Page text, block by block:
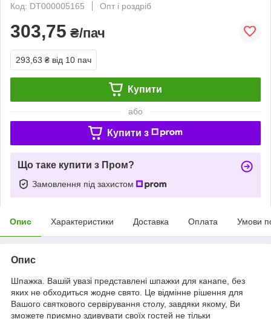
Код: DT000005165
Опт і роздріб
303,75 ₴/пач
293,63 ₴ від 10 пач
Купити
або
Купити з
Що таке купити з Пром?
Замовлення під захистом
Опис Характеристики Доставка Оплата Умови
Опис
Шпажка. Вашій увазі представлені шпажки для канапе, без
яких не обходиться жодне свято. Це відмінне рішення для
Вашого святкового сервірування столу, завдяки якому, Ви
зможете приємно здивувати своїх гостей не тільки